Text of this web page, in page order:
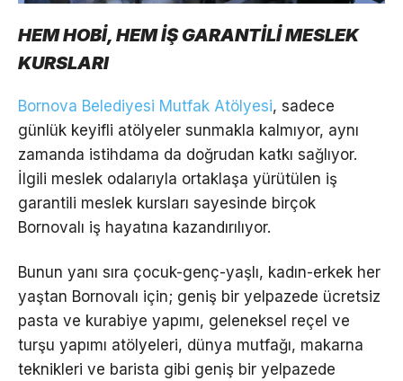
HEM HOBİ, HEM İŞ GARANTİLİ MESLEK
KURSLARI
Bornova Belediyesi Mutfak Atölyesi, sadece
günlük keyifli atölyeler sunmakla kalmıyor, aynı
zamanda istihdama da doğrudan katkı sağlıyor.
İlgili meslek odalarıyla ortaklaşa yürütülen iş
garantili meslek kursları sayesinde birçok
Bornovalı iş hayatına kazandırılıyor.
Bunun yanı sıra çocuk-genç-yaşlı, kadın-erkek her
yaştan Bornovalı için; geniş bir yelpazede ücretsiz
pasta ve kurabiye yapımı, geleneksel reçel ve
turşu yapımı atölyeleri, dünya mutfağı, makarna
teknikleri ve barista gibi geniş bir yelpazede